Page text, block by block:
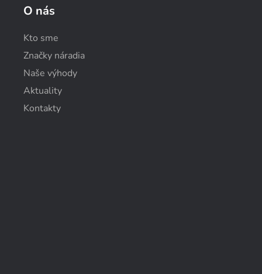
O nás
Kto sme
Značky náradia
Naše výhody
Aktuality
Kontakty